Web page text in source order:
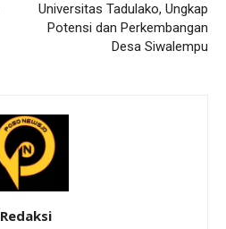
Universitas Tadulako, Ungkap
Potensi dan Perkembangan
Desa Siwalempu
Redaksi